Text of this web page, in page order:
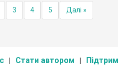
3 4 5 Далі »
Стати автором